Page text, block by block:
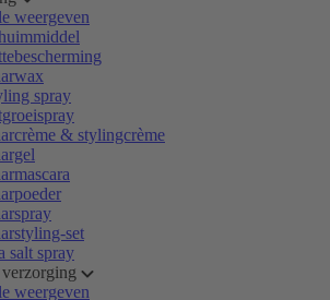
weergeven
spray
& stylingcrème
set
salt spray
weergeven